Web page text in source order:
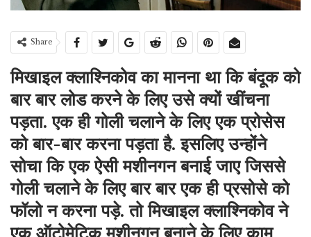
Share
मिखाइल क्लाश्निकोव का मानना था कि बंदूक को
बार बार लोड करने के लिए उसे क्यों खींचना
पड़ता. एक ही गोली चलाने के लिए एक प्रोसेस
को बार-बार करना पड़ता है. इसलिए उन्होंने
सोचा कि एक ऐसी मशीनगन बनाई जाए जिससे
गोली चलाने के लिए बार बार एक ही प्रसोसे को
फॉलो न करना पड़े. तो मिखाइल क्लाश्निकोव ने